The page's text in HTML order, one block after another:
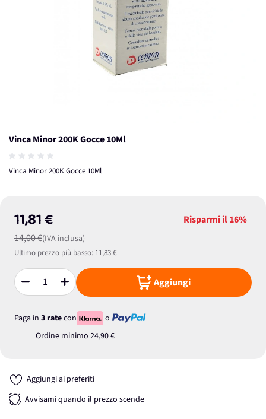
Vinca Minor 200K Gocce 10Ml
Vinca Minor 200K Gocce 10Ml
11,81 €
14,00 €(IVA inclusa)
Risparmi il16%
Ultimo prezzo più basso: 11,83 €
Quantità Aggiungi
Paga in 3 ratecon
o
Ordine minimo 24,90 €
Aggiungi ai preferiti
Avvisami quando il prezzo scende